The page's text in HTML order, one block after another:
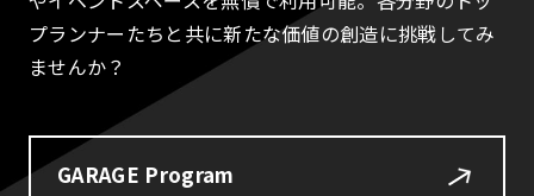
プランナーたちと共に新たな価値の創造に挑戦してみ
ませんか？
GARAGE Program